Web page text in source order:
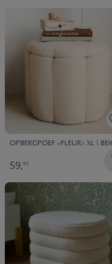
OPBERGPOEF «FLEUR» XL |
59,95